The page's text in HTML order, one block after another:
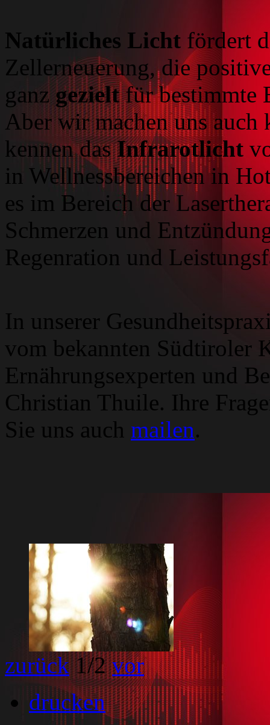
Natürliches Licht fördert
Zellerneuerung, die
ganz gezieltfür bestimmte
Aber wir machen uns
kennen dasInfrarotlicht
in Wellnessbereichen in
es im Bereich der
Schmerzen und
Regenration und
In unserer
vom bekannten Südtiroler
Ernährungsexperten und
Christian Thuile. Ihre
Sie uns auch mailen.
zurück 1/2vor
drucken